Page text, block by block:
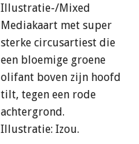
Illustratie-/Mixed
Mediakaart met super
sterke circusartiest die
een bloemige groene
olifant boven zijn hoofd
tilt, tegen een rode
achtergrond.
Illustratie: Izou.